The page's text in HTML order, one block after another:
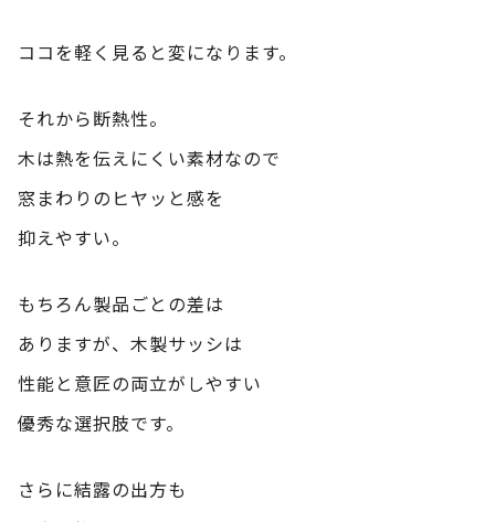
ココを軽く見ると変になります。
それから断熱性。
木は熱を伝えにくい素材なので
窓まわりのヒヤッと感を
抑えやすい。
もちろん製品ごとの差は
ありますが、木製サッシは
性能と意匠の両立がしやすい
優秀な選択肢です。
さらに結露の出方も